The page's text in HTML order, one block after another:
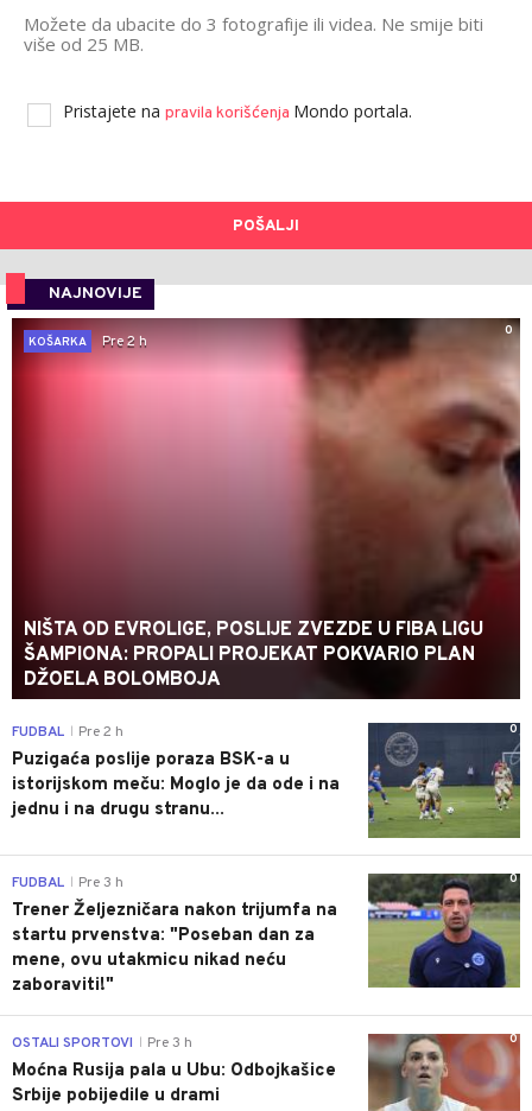
Možete da ubacite do 3 fotografije ili videa. Ne smije biti
više od 25 MB.
Pristajete na pravila korišćenja Mondo portala.
POŠALJI
NAJNOVIJE
0
KOŠARKA
Pre 2 h
NIŠTA OD EVROLIGE, POSLIJE ZVEZDE U FIBA LIGU
ŠAMPIONA: PROPALI PROJEKAT POKVARIO PLAN
DŽOELA BOLOMBOJA
0
FUDBAL Pre 2 h
Puzigaća poslije poraza BSK-a u
istorijskom meču: Moglo je da ode i na
jednu i na drugu stranu...
0
FUDBAL Pre 3 h
Trener Željezničara nakon trijumfa na
startu prvenstva: "Poseban dan za
mene, ovu utakmicu nikad neću
zaboraviti!"
0
OSTALI SPORTOVI Pre 3 h
Moćna Rusija pala u Ubu: Odbojkašice
Srbije pobijedile u drami